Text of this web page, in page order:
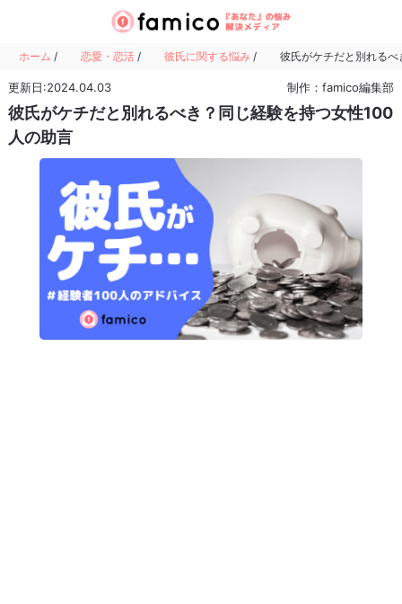
ホーム / 恋愛・恋活 / 彼氏に関する悩み / 彼氏がケチだと別れる
更新日:2024.04.03 制作：famico編集部
彼氏がケチだと別れるべき？同じ経験を持つ女性100
人の助言